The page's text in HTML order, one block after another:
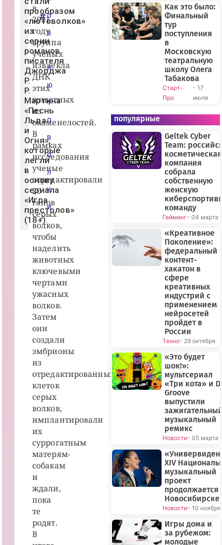
прообразом
«лютоволков»
из
серии
романов
писателя
Джорджа
Р.
Р.
Мартина
«Песнь
Льда
и
Огня»,
которые
легли
в
основу
сериала
«Игра
престолов»
(18+).
в
2021
году
группа
ученых
извлекла
ДНК
этих
животных
из
окаменелостей.
В
рамках
исследования
ученые
отредактировали
20
генов
серых
волков,
чтобы
наделить
животных
ключевыми
чертами
ужасных
волков.
Затем
они
создали
эмбрионы
из
отредактированных
клеток
серых
волков,
имплантировали
их
суррогатным
матерям-
собакам
и
ждали,
пока
те
родят.
В
О
В
,
Л
Ю
Т
О
В
О
Л
К
И
Как это было:
Финальный
тур
поступления
в
Московскую
театральную
школу Олега
Табакова
Старт-
Про
- 17
июля
популярные
Geltek Cyber
Team:
косметическая
компания
собрала
собственную
женскую
команду
Гейминг- 04 марта
«Креативное
Поколение»:
федеральный
контент-
хакатон в
сфере
креативных
индустрий с
применением
нейросетей
пройдет в
России
Техно- 29 октября
«Это будет
шок!»:
мультсериал
«Три кота» и
Groove
выпустили
музыкальный
ремикс
Новости- 05 марта
XIV
музыкальный
проект
продолжается
Новосибирске
Новости- 10 ноября
Игры дома и
за рубежом:
молодые